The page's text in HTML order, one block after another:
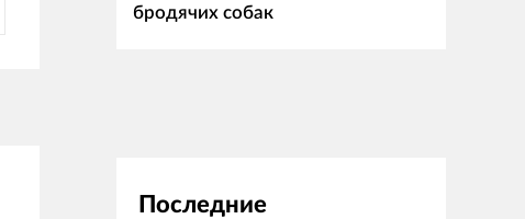
бродячих собак
Последние